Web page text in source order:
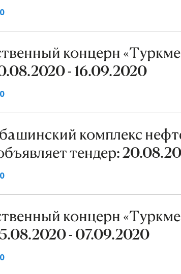
концерн
- 16.09.2020
комплекс
тендер:
концерн
- 07.09.2020